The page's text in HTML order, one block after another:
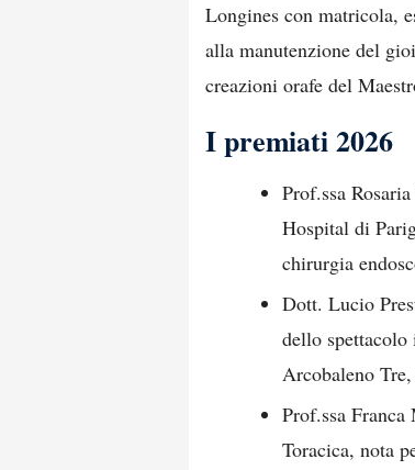
Longines con matricola,
alla manutenzione del
creazioni orafe del
I premiati 2026
Prof.ssa
Hospital di
chirurgia
Dott. Lucio
dello spettacolo
Arcobaleno
Prof.ssa
Toracica, nota